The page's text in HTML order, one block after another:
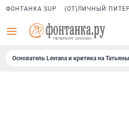
ФОНТАНКА SUP (ОТ)ЛИЧНЫЙ ПИТЕР
Основатель Levrana и критика на